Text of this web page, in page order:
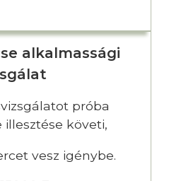
alkalmassági
próba
követi,
vesz igénybe.